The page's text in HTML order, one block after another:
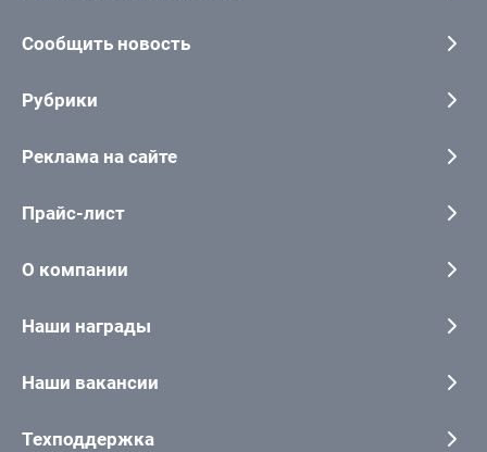
Сообщить новость
Рубрики
Реклама на сайте
Прайс-лист
О компании
Наши награды
Наши вакансии
Техподдержка